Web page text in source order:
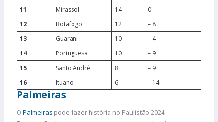
11
Mirassol 14
0
12
Botafogo 12
– 8
13
Guarani 10
– 4
14
Portuguesa 10
– 9
15
Santo André 8
– 9
16
Ituano 6 – 14
Palmeiras
O Palmeiras pode fazer história no Paulistão 2024.